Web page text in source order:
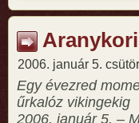
2006. január 5.
Egy évezred
űrkalóz vikingekig
2006. január 5. –